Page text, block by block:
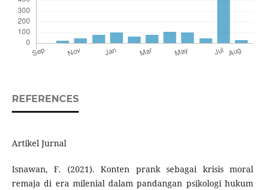
REFERENCES
Artikel Jurnal
Isnawan, F. (2021). Konten prank sebagai krisis moral
remaja di era milenial dalam pandangan psikologi hukum